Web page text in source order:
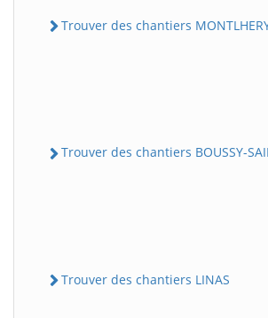
Trouver des chantiers
Trouver des chantiers BOUSSY-
Trouver des chantiers LINAS